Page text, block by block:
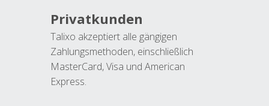
Privatkunden
Talixo akzeptiert alle gängigen
Zahlungsmethoden, einschließlich
MasterCard, Visa und American
Express.